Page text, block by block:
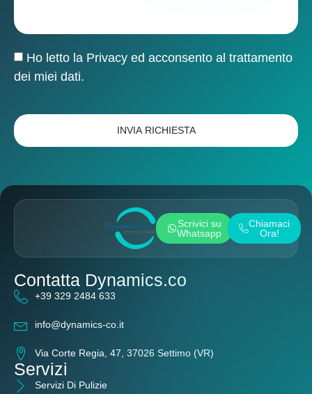
Ho letto la Privacy ed acconsento al trattamento
dei miei dati.
INVIA RICHIESTA
Scrivici su
Whatsapp
Chiamaci
Ora!
Contatta Dynamics.co
+39 329 2484 633
info@dynamics-co.it
Via Corte Regia, 47, 37026 Settimo (VR)
Servizi
Servizi Di Pulizie